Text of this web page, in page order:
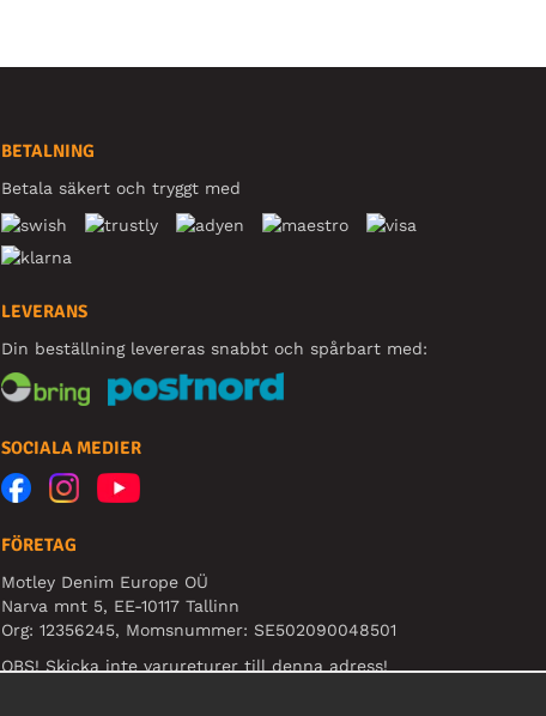
BETALNING
Betala säkert och tryggt med
LEVERANS
Din beställning levereras snabbt och spårbart med:
SOCIALA MEDIER
FÖRETAG
Motley Denim Europe OÜ
Narva mnt 5, EE-10117 Tallinn
Org: 12356245, Momsnummer: SE502090048501
OBS! Skicka inte varureturer till denna adress!